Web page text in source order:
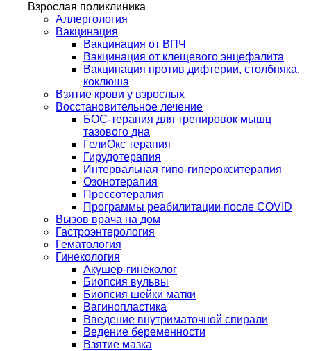
Взрослая поликлиника
Аллергология
Вакцинация
Вакцинация от ВПЧ
Вакцинация от клещевого энцефалита
Вакцинация против дифтерии, столбняка,
коклюша
Взятие крови у взрослых
Восстановительное лечение
БОС-терапия для тренировок мышц
тазового дна
ГелиОкс терапия
Гирудотерапия
Интервальная гипо-гиперокситерапия
Озонотерапия
Прессотерапия
Программы реабилитации после СOVID
Вызов врача на дом
Гастроэнтерология
Гематология
Гинекология
Акушер-гинеколог
Биопсия вульвы
Биопсия шейки матки
Вагинопластика
Введение внутриматочной спирали
Ведение беременности
Взятие мазка